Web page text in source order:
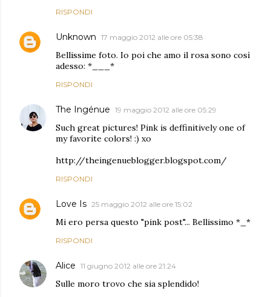
RISPONDI
Unknown 17 maggio 2012 alle ore 05:38
Bellissime foto. Io poi che amo il rosa sono così
adesso: *___*
RISPONDI
The Ingénue 19 maggio 2012 alle ore 05:29
Such great pictures! Pink is deffinitively one of
my favorite colors! :) xo
http://theingenueblogger.blogspot.com/
RISPONDI
Love Is 25 maggio 2012 alle ore 15:02
Mi ero persa questo "pink post"... Bellissimo *_*
RISPONDI
Alice 11 giugno 2012 alle ore 21:24
Sulle moro trovo che sia splendido!